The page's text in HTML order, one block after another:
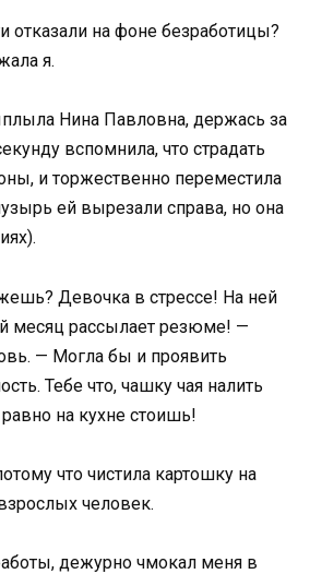
отказали на фоне безработицы?
я.
Нина Павловна, держась за
вспомнила, что страдать
и торжественно переместила
ей вырезали справа, но она
Девочка в стрессе! На ней
месяц рассылает резюме! —
— Могла бы и проявить
Тебе что, чашку чая налить
на кухне стоишь!
что чистила картошку на
человек.
дежурно чмокал меня в